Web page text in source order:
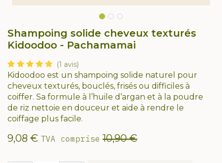
Shampoing solide cheveux texturés
Kidoodoo - Pachamamai
(1 avis)
Kidoodoo est un shampoing solide naturel pour
cheveux texturés, bouclés, frisés ou difficiles à
coiffer. Sa formule à l’huile d’argan et à la poudre
de riz nettoie en douceur et aide à rendre le
coiffage plus facile.
9,08 € TVA comprise 10,90€